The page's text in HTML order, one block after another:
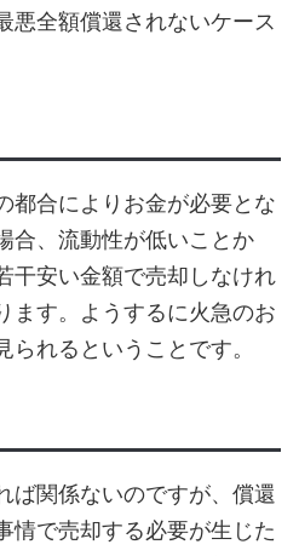
悪全額償還されないケース
都合によりお金が必要とな
合、流動性が低いことか
干安い金額で売却しなけれ
ます。ようするに火急のお
れるということです。
ば関係ないのですが、償還
情で売却する必要が生じた